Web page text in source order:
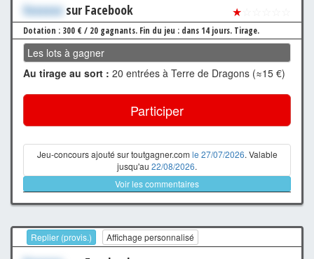
Xxxxxxx sur Facebook ★
Dotation : 300 € / 20 gagnants. Fin du jeu : dans 14 jours. Tirage.
Les lots à gagner
Au tirage au sort : 20 entrées à Terre de Dragons (≈15 €)
Participer
Jeu-concours ajouté sur toutgagner.com le 27/07/2026. Valable
jusqu'au 22/08/2026.
Voir les commentaires
Replier (provis.) Affichage personnalisé